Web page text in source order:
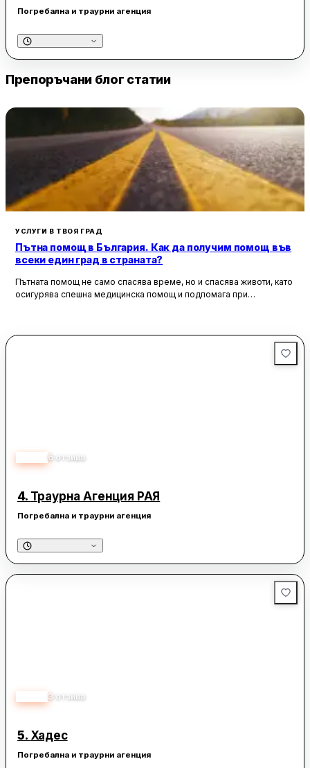
Погребална и траурни агенция
Препоръчани блог статии
УСЛУГИ В ТВОЯ ГРАД
Пътна помощ в България. Как да получим помощ във
всеки един град в страната?
Пътната помощ не само спасява време, но и спасява животи, като
осигурява спешна медицинска помощ и подпомага при
6 отзива
4. Траурна Агенция РАЯ
Погребална и траурни агенция
3 отзива
5. Хадес
Погребална и траурни агенция